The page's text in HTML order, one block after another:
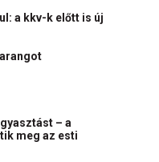
a kkv-k előtt is új
– a
meg az esti